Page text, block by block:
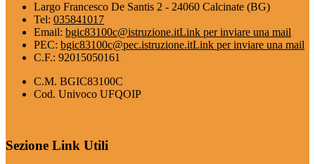
Largo Francesco De Santis 2 - 24060 Calcinate (BG)
Tel: 035841017
Email: bgic83100c@istruzione.itLink per inviare una mail
PEC: bgic83100c@pec.istruzione.itLink per inviare una mail
C.F.: 92015050161
C.M. BGIC83100C
Cod. Univoco UFQOIP
Sezione Link Utili